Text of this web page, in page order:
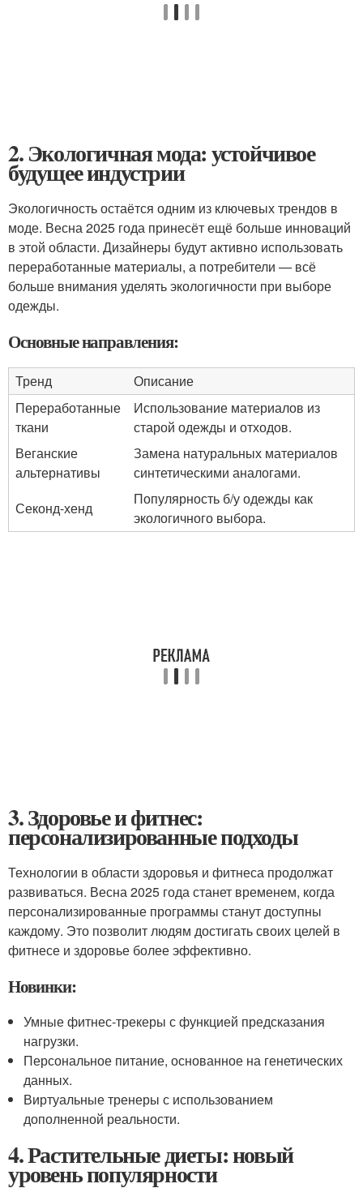
2. Экологичная мода: устойчивое
будущее индустрии
Экологичность остаётся одним из ключевых трендов в
моде. Весна 2025 года принесёт ещё больше инноваций
в этой области. Дизайнеры будут активно использовать
переработанные материалы, а потребители — всё
больше внимания уделять экологичности при выборе
одежды.
Основные направления:
Тренд
Описание
Переработанные
ткани
Использование материалов из
старой одежды и отходов.
Веганские
альтернативы
Замена натуральных материалов
синтетическими аналогами.
Секонд-хенд
Популярность б/у одежды как
экологичного выбора.
3. Здоровье и фитнес:
персонализированные подходы
Технологии в области здоровья и фитнеса продолжат
развиваться. Весна 2025 года станет временем, когда
персонализированные программы станут доступны
каждому. Это позволит людям достигать своих целей в
фитнесе и здоровье более эффективно.
Новинки:
Умные фитнес-трекеры с функцией предсказания
нагрузки.
Персональное питание, основанное на генетических
данных.
Виртуальные тренеры с использованием
дополненной реальности.
4. Растительные диеты: новый
уровень популярности